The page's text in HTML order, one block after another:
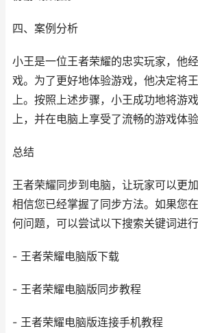
四、案例分析
小王是一位王者荣耀的忠实玩家，他
戏。为了更好地体验游戏，他决定将
上。按照上述步骤，小王成功地将游
上，并在电脑上享受了流畅的游戏体验
总结
王者荣耀同步到电脑，让玩家可以更
相信您已经掌握了同步方法。如果您
何问题，可以尝试以下搜索关键词进行
- 王者荣耀电脑版下载
- 王者荣耀电脑版同步教程
- 王者荣耀电脑版连接手机教程